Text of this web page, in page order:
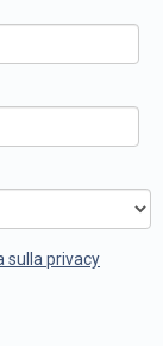
sulla privacy